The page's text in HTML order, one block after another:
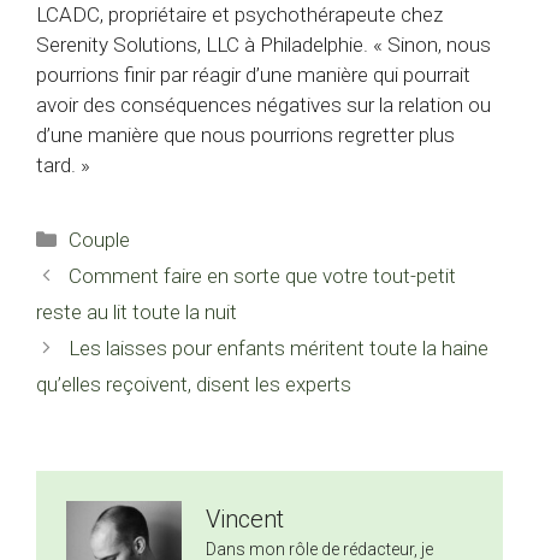
LCADC, propriétaire et psychothérapeute chez
Serenity Solutions, LLC à Philadelphie. « Sinon, nous
pourrions finir par réagir d’une manière qui pourrait
avoir des conséquences négatives sur la relation ou
d’une manière que nous pourrions regretter plus
tard. »
Catégories
Couple
Comment faire en sorte que votre tout-petit
reste au lit toute la nuit
Les laisses pour enfants méritent toute la haine
qu’elles reçoivent, disent les experts
Vincent
Dans mon rôle de rédacteur, je